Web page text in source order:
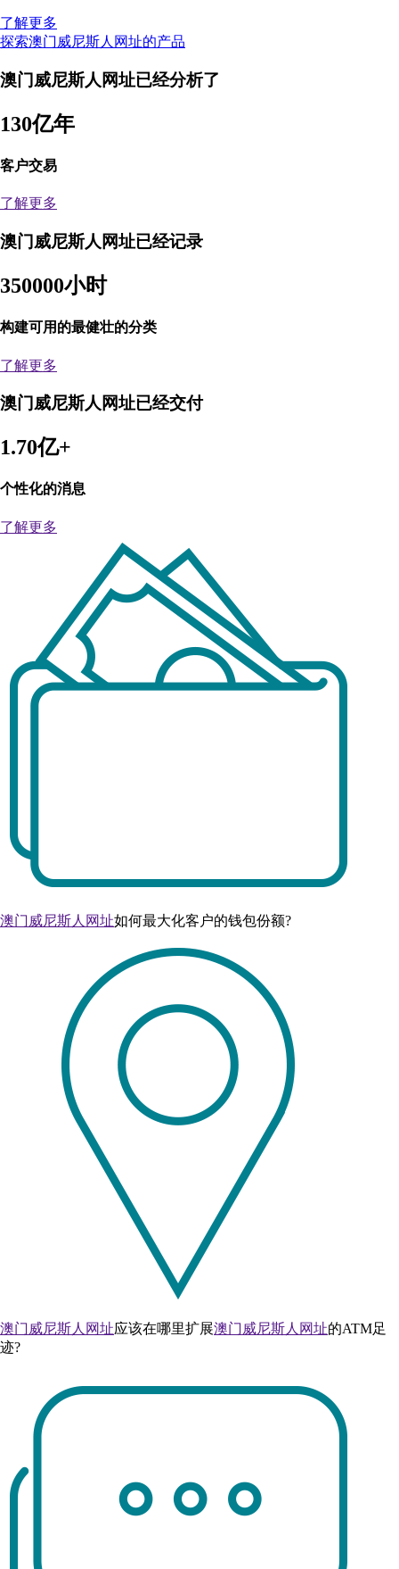
了解更多
探索澳门威尼斯人网址的产品
澳门威尼斯人网址已经分析了
130亿年
客户交易
了解更多
澳门威尼斯人网址已经记录
350000小时
构建可用的最健壮的分类
了解更多
澳门威尼斯人网址已经交付
1.70亿+
个性化的消息
了解更多
澳门威尼斯人网址如何最大化客户的钱包份额?
澳门威尼斯人网址应该在哪里扩展澳门威尼斯人网址的ATM足
迹?